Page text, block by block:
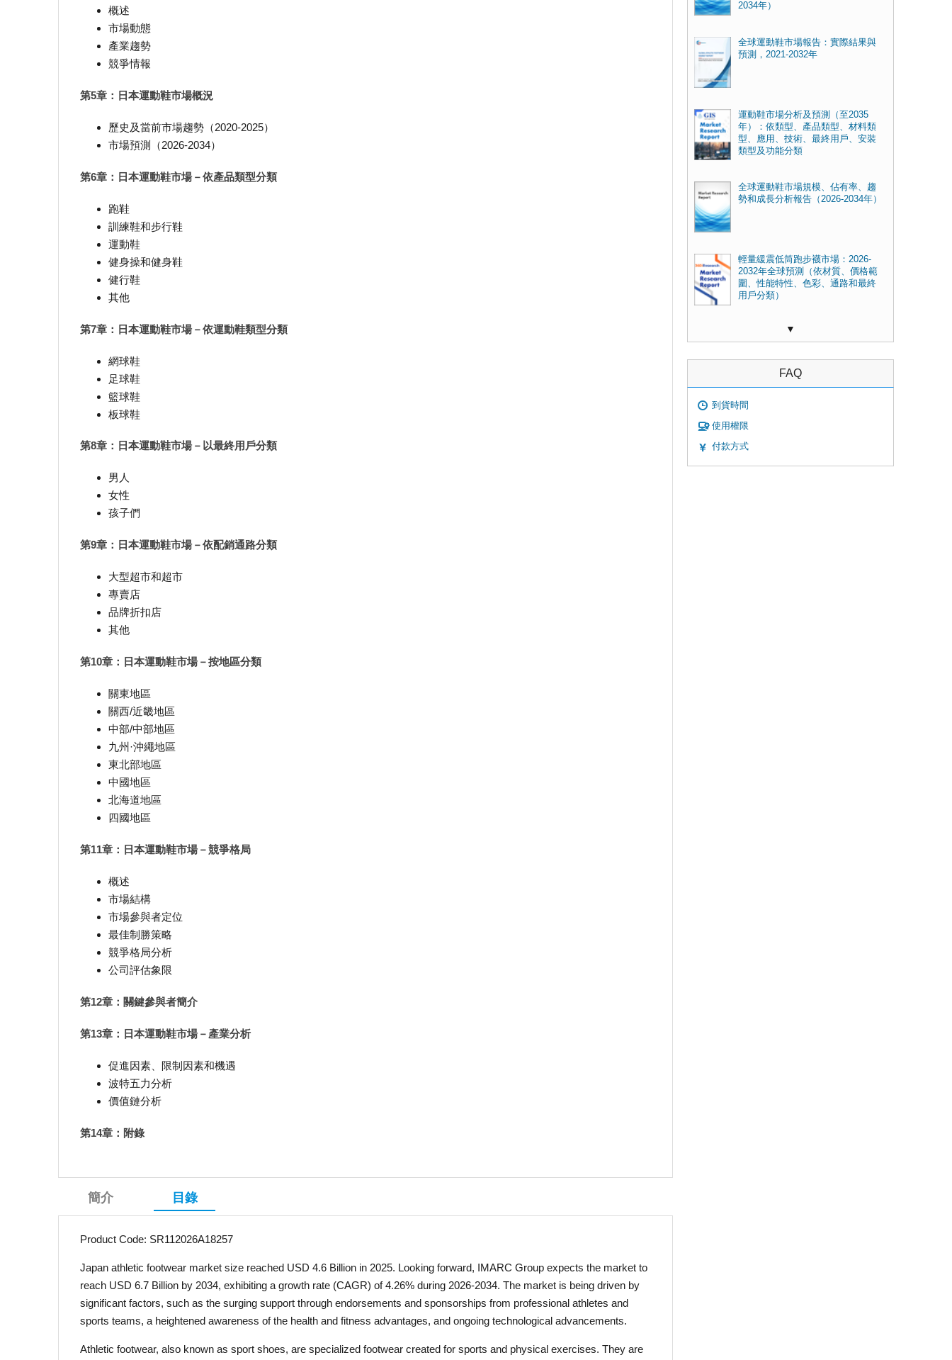
概述
市場動態
產業趨勢
競爭情報
第5章：日本運動鞋市場概況
歷史及當前市場趨勢（2020-2025）
市場預測（2026-2034）
第6章：日本運動鞋市場－依產品類型分類
跑鞋
訓練鞋和步行鞋
運動鞋
健身操和健身鞋
健行鞋
其他
第7章：日本運動鞋市場－依運動鞋類型分類
網球鞋
足球鞋
籃球鞋
板球鞋
第8章：日本運動鞋市場－以最終用戶分類
男人
女性
孩子們
第9章：日本運動鞋市場－依配銷通路分類
大型超市和超市
專賣店
品牌折扣店
其他
第10章：日本運動鞋市場－按地區分類
關東地區
關西/近畿地區
中部/中部地區
九州·沖繩地區
東北部地區
中國地區
北海道地區
四國地區
第11章：日本運動鞋市場－競爭格局
概述
市場結構
市場參與者定位
最佳制勝策略
競爭格局分析
公司評估象限
第12章：關鍵參與者簡介
第13章：日本運動鞋市場－產業分析
促進因素、限制因素和機遇
波特五力分析
價值鏈分析
第14章：附錄
簡介 目錄
Product Code: SR112026A18257
Japan athletic footwear market size reached USD 4.6 Billion in 2025. Looking forward, IMARC Group expects the market to
reach USD 6.7 Billion by 2034, exhibiting a growth rate (CAGR) of 4.26% during 2026-2034. The market is being driven by
significant factors, such as the surging support through endorsements and sponsorships from professional athletes and
sports teams, a heightened awareness of the health and fitness advantages, and ongoing technological advancements.
Athletic footwear, also known as sport shoes, are specialized footwear created for sports and physical exercises. They are
2034年）
全球運動鞋市場報告：實際結果與
預測，2021-2032年
運動鞋市場分析及預測（至2035
年）：依類型、產品類型、材料類
型、應用、技術、最終用戶、安裝
類型及功能分類
全球運動鞋市場規模、佔有率、趨
勢和成長分析報告（2026-2034年）
輕量緩震低筒跑步襪市場：2026-
2032年全球預測（依材質、價格範
圍、性能特性、色彩、通路和最終
用戶分類）
▼
FAQ
到貨時間
使用權限
付款方式